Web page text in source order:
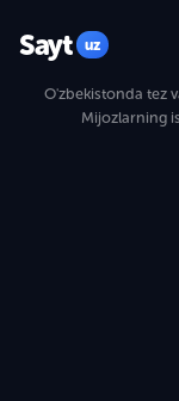
Sayt uz
O'zbekistonda tez
Mijozlarning